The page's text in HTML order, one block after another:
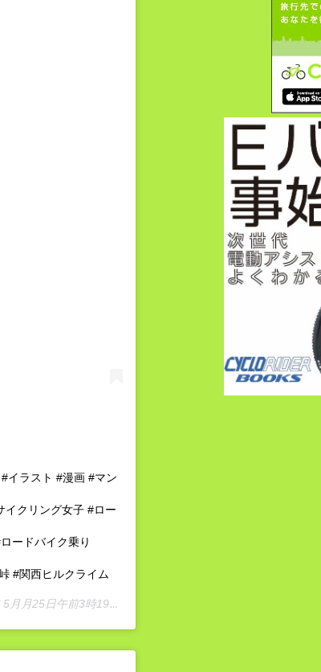
イラスト #漫画 #マン
イクリング女子 #ロー
ードバイク乗り
#関西ヒルクライム
月25日午前3時19分PDT